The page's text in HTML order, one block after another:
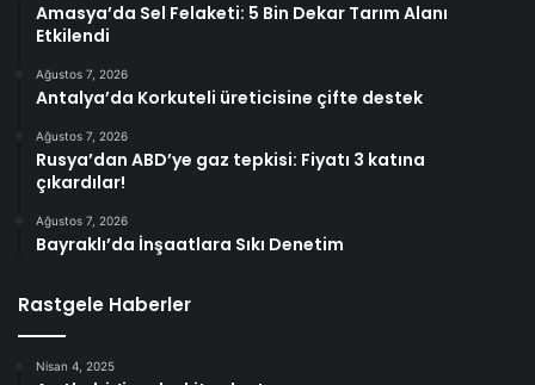
Amasya’da Sel Felaketi: 5 Bin Dekar Tarım Alanı
Etkilendi
Ağustos 7, 2026
Antalya’da Korkuteli üreticisine çifte destek
Ağustos 7, 2026
Rusya’dan ABD’ye gaz tepkisi: Fiyatı 3 katına
çıkardılar!
Ağustos 7, 2026
Bayraklı’da İnşaatlara Sıkı Denetim
Rastgele Haberler
Nisan 4, 2025